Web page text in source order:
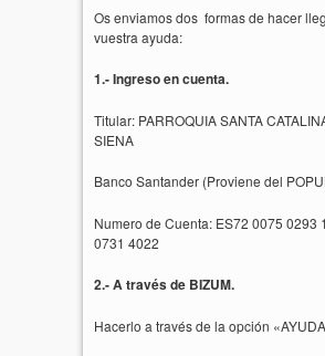
Os enviamos dos formas de hacer
vuestra ayuda:
1.- Ingreso en cuenta.
Titular: PARROQUIA SANTA
SIENA
Banco Santander (Proviene del
Numero de Cuenta: ES72 0075 0293
0731 4022
2.- A través de BIZUM.
Hacerlo a través de la opción